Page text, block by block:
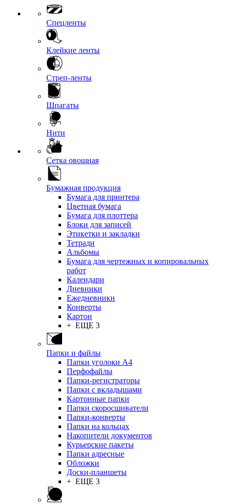
Спецленты
Клейкие ленты
Стреп-ленты
Шпагаты
Нити
Сетка овощная
Бумажная продукция
Бумага для принтера
Цветная бумага
Бумага для плоттера
Блоки для записей
Этикетки и закладки
Тетради
Альбомы
Бумага для чертежных и копировальных
работ
Календари
Дневники
Ежедневники
Конверты
Картон
+ ЕЩЕ 3
Папки и файлы
Папки уголоки А4
Перфофайлы
Папки-регистраторы
Папки с вкладышами
Картонные папки
Папки скоросшиватели
Папки-конверты
Папки на кольцах
Накопители документов
Курьерские пакеты
Папки адресные
Обложки
Доски-планшеты
+ ЕЩЕ 3